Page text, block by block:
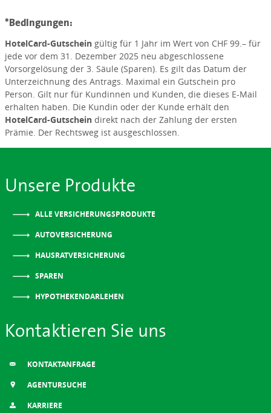
*Bedingungen:
HotelCard-Gutschein gültig für 1 Jahr im Wert von CHF 99.– für
jede vor dem 31. Dezember 2025 neu abgeschlossene
Vorsorgelösung der 3. Säule (Sparen). Es gilt das Datum der
Unterzeichnung des Antrags. Maximal ein Gutschein pro
Person. Gilt nur für Kundinnen und Kunden, die dieses E-Mail
erhalten haben. Die Kundin oder der Kunde erhält den
HotelCard-Gutscheindirekt nach der Zahlung der ersten
Prämie. Der Rechtsweg ist ausgeschlossen.
Unsere Produkte
ALLE VERSICHERUNGSPRODUKTE
AUTOVERSICHERUNG
HAUSRATVERSICHERUNG
SPAREN
HYPOTHEKENDARLEHEN
Kontaktieren Sie uns
KONTAKTANFRAGE
AGENTURSUCHE
KARRIERE